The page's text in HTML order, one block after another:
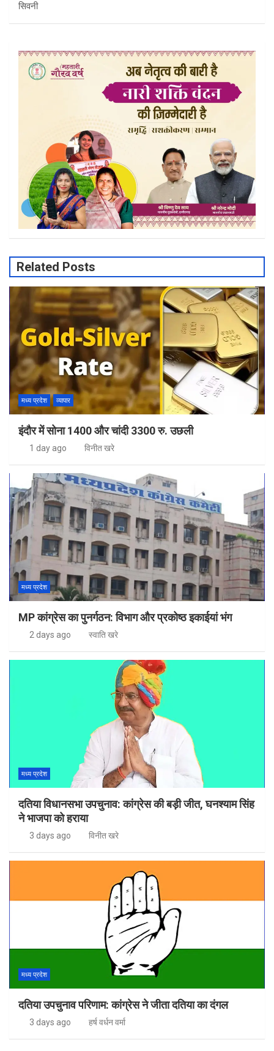
सिवनी
Related Posts
मध्य प्रदेश व्यापार
इंदौर में सोना 1400 और चांदी 3300 रु. उछली
1 day ago विनीत खरे
मध्य प्रदेश
MP कांग्रेस का पुनर्गठन: विभाग और प्रकोष्ठ इकाईयां भंग
2 days ago स्वाति खरे
मध्य प्रदेश
दतिया विधानसभा उपचुनाव: कांग्रेस की बड़ी जीत, घनश्याम सिंह
ने भाजपा को हराया
3 days ago विनीत खरे
मध्य प्रदेश
दतिया उपचुनाव परिणाम: कांग्रेस ने जीता दतिया का दंगल
3 days ago हर्ष वर्धन वर्मा